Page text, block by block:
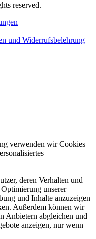
reserved.
und Widerrufsbelehrung
verwenden wir Cookies
deren Verhalten und
unserer
und Inhalte anzuzeigen
Außerdem können wir
Anbietern abgleichen und
anzeigen, nur wenn